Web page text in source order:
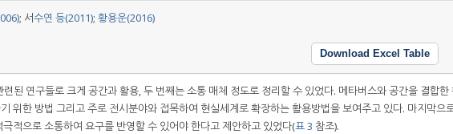
; 서수연 등(2011); 황용운(2016)
Download Excel Table
된 연구들로 크게 공간과 활용, 두 번째는 소통 매체 정도로 정리할 수 있었다. 메타버스와 공간을 결합한
위한 방법 그리고 주로 전시분야와 접목하여 현실세계로 확장하는 활용방법을 보여주고 있다. 마지막으
적으로 소통하여 요구를 반영할 수 있어야 한다고 제안하고 있었다(표 3 참조).